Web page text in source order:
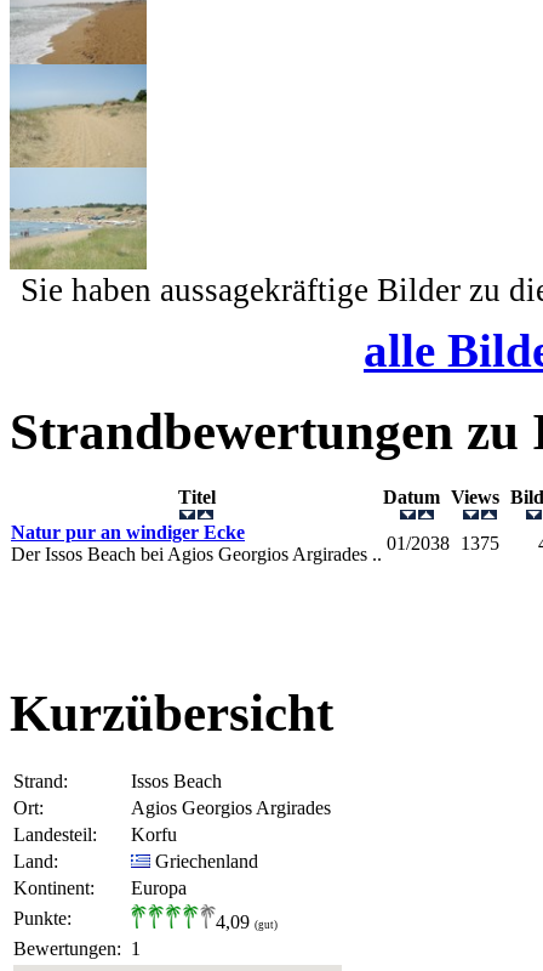
Sie haben aussagekräftige Bilder zu
alle
Strandbewertungen zu
Titel Datum Views
Natur pur an windiger Ecke
Der Issos Beach bei Agios Georgios Argirades ..
01/2038 1375
Kurzübersicht
Strand:
Issos Beach
Ort:
Agios Georgios Argirades
Landesteil:
Korfu
Land:
Griechenland
Kontinent:
Europa
Punkte:
4,09 (gut)
Bewertungen: 1